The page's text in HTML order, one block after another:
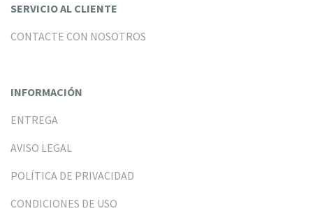
SERVICIO AL CLIENTE
CONTACTE CON NOSOTROS
INFORMACIÓN
ENTREGA
AVISO LEGAL
POLÍTICA DE PRIVACIDAD
CONDICIONES DE USO